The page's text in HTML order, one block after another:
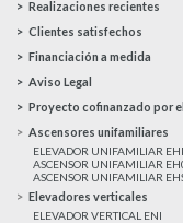
Realizaciones recientes
Clientes satisfechos
Financiación a medida
Aviso Legal
Proyecto cofinanzado por
Ascensores unifamiliares
ELEVADOR UNIFAMILIAR
ASCENSOR UNIFAMILIAR
ASCENSOR UNIFAMILIAR
Elevadores verticales
ELEVADOR VERTICAL ENI